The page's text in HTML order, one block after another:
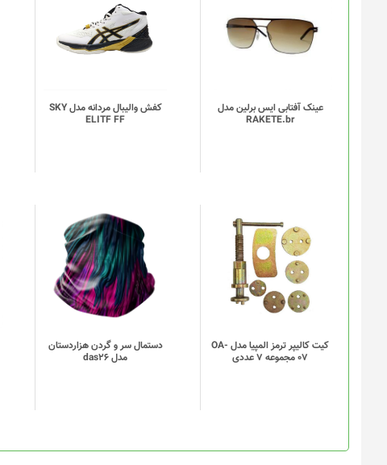
عینک آفتابی ایس برلین مدل
RAKETE.br
کفش والیبال مردانه مدل SKY
ELITF FF
دارای
انواع
مختلفی
گزینه
ها
محصول
انتخاب
شوند
کیت کالیپر ترمز المپیا مدل OA-
07 مجموعه 7 عددی
دستمال سر و گردن هزاردستان
مدل das26
این
محصول
دارای
انواع
مختلفی
می
گزینه
ها
محصول